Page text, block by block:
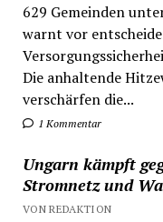
629 Gemeinden
warnt vor
Die anhaltende
verschärfen die...
1 Kommentar
Ungarn kämpft
Stromnetz und
VON REDAKTION